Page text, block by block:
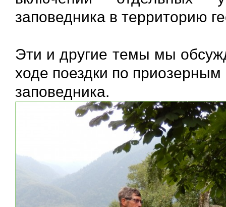
заповедника в территорию
Эти и другие темы мы
ходе поездки по
заповедника.